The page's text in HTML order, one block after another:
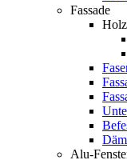
Fassade
Holz
Alu-